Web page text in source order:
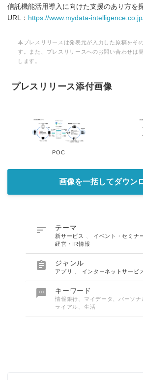
信託機能活用導入に向けた支援のあり方を探
URL： https://www.mydata-
本プレスリリースは発表元が入力した原稿をそ
す。また、プレスリリースへのお問い合わせは
します。
プレスリリース添付画像
POC
画像を一括してダウン
 テーマ
新サービス イベント・セミナ
経営・IR情報
 ジャンル
アプリ インターネットサービ
 キーワード
情報銀行、マイデータ、パーソナ
ライアル、生活